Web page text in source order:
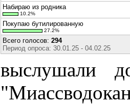
Набираю из родника
10.2%
Покупаю бутилированную
27.2%
Всего голосов: 294
Период опроса: 30.01.25 - 04.02.25
выслушали